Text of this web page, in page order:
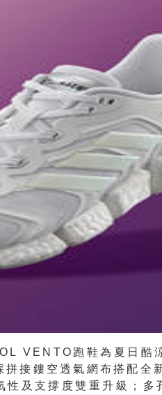
VENTO跑鞋為夏日酷
拼接鏤空透氣網布搭配全
性及支撐度雙重升級；